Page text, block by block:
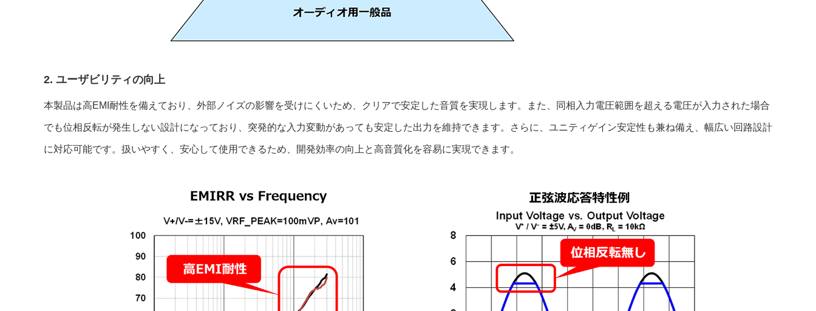
2. ユーザビリティの向上
本製品は高EMI耐性を備えており、外部ノイズの影響を受けにくいため、クリアで安定した音質を実現します。また、同相入力電圧範囲を超える電圧が入力された場合
でも位相反転が発生しない設計になっており、突発的な入力変動があっても安定した出力を維持できます。さらに、ユニティゲイン安定性も兼ね備え、幅広い回路設計
に対応可能です。扱いやすく、安心して使用できるため、開発効率の向上と高音質化を容易に実現できます。